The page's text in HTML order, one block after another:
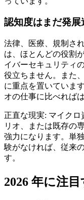
認知度はまだ発展
法律、医療、規制さ
は、ほとんどの役割
イバーセキュリティ
役立ちません。また
に重点を置いていま
オの仕事に比べれば
正直な現実: マイク
リオ、または既存の
強力になります。単
験がなければ、従来
す。
2026 年に注